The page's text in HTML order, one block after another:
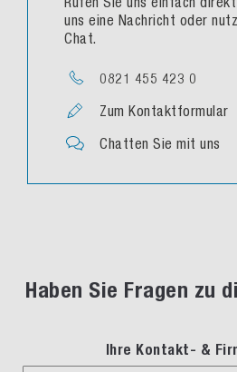
uns eine Nachricht oder
Chat.
0821 455 423 0
Zum Kontaktformular
Chatten Sie mit uns
Haben Sie Fragen zu
Ihre Kontakt- &